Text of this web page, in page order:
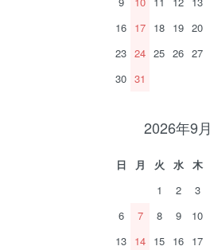
16 17 18 19 20
23 24 25 26 27
30 31
2026年9月
日 月 火 水 木
1
2 3
6
7 8 9 10
13 14 15 16 17